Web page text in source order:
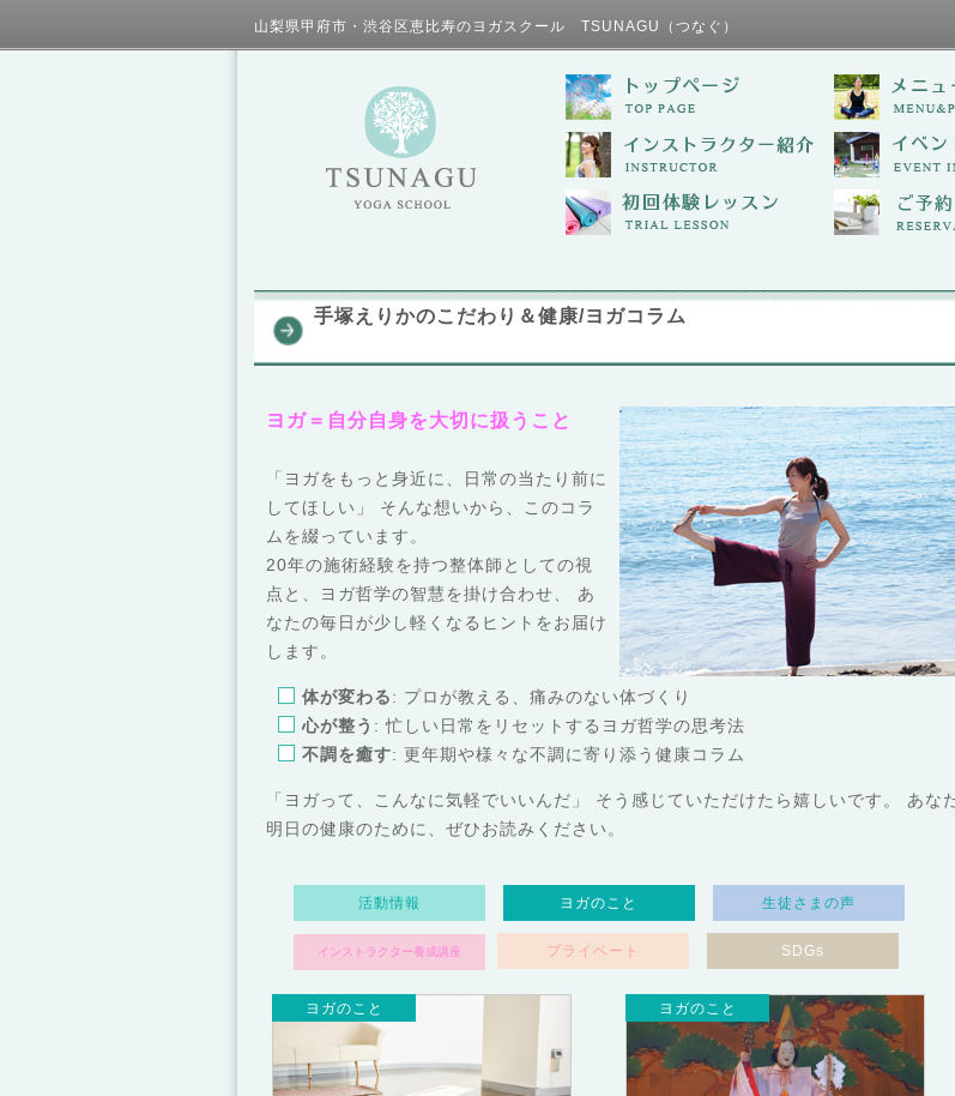
山梨県甲府市・渋谷区恵比寿のヨガスクール TSUNAGU（つなぐ） [ご
手塚えりかのこだわり＆健康/ヨガコラム
ヨガ＝自分自身を大切に扱うこと
「ヨガをもっと身近に、日常の当たり前に
してほしい」 そんな想いから、このコラ
ムを綴っています。
20年の施術経験を持つ整体師としての視
点と、ヨガ哲学の智慧を掛け合わせ、 あ
なたの毎日が少し軽くなるヒントをお届け
します。
体が変わる: プロが教える、痛みのない体づくり
心が整う : 忙しい日常をリセットするヨガ哲学の思考法
不調を癒す: 更年期や様々な不調に寄り添う健康コラム
「ヨガって、こんなに気軽でいいんだ」 そう感じていただけたら嬉しいです。 あな
明日の健康のために、ぜひお読みください。
活動情報 ヨガのこと 生徒さまの声
インストラクター養成講座 プライベート SDGs
ヨガのこと ヨガのこと